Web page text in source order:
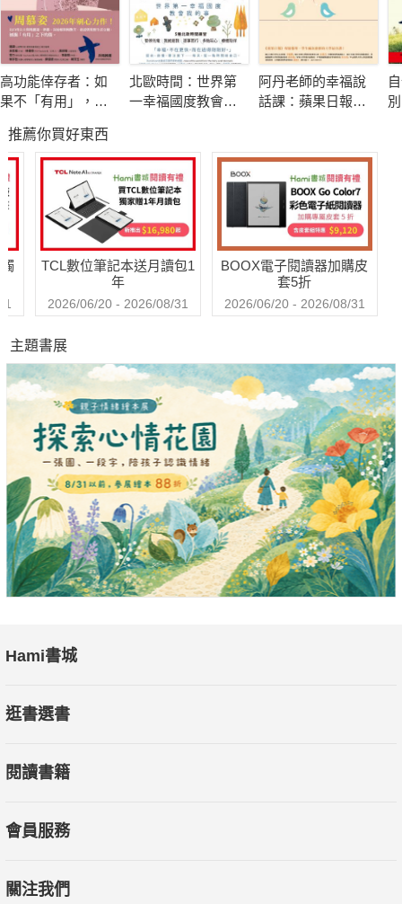
感受調整到正面、積極進取的狀態，將有機會發揮無限潛能。
►►了解情緒背後的動機，能懂得與這些倏忽即逝的情緒感
受共處，最終找到自己的方式轉化情緒，如此將幫助我們更了解
／情緒不只是喜怒哀樂！／
你現在感覺如何？是快樂、安心還是滿足？又或是憂鬱、委
屈和憤怒呢？我們每天都有各種情緒冒出來，卻鮮少注意到它。
肚裡吞，還能拿它怎麼辦才好？每當情緒失控傷害自己或他人
時，是否有方法可以改善？無論正面或負面，情緒都影響著我們
的行為模式與決策判斷。
►►不要害怕情緒，也不要放縱情緒
情緒是人類生理機制中細膩的存在，就像是由生理、心理與
社會（環境）部門團結合作，製造出琳瑯滿目、令人眼花撩亂、
剪不斷理還亂的「商品」。
有「情緒」是正常的現象，「情緒化」也是常見的事，但如
果我們能有意識地覺察它，就可能更好地處理衝突，也可以避免
‧「為什麼有這樣的感受？」
‧「以前曾經有過這樣的感受嗎？」
‧「結果怎麼處理這樣的情緒？」
／除了上述觀念，你還能在本書中學到／
高功能倖存者：如
果不「有用」，我
北歐時間：世界第
一幸福國度教會我
阿丹老師的幸福說
話課：蘋果日報專
課，教你不當句點
王，「說」出幸福
人生！
推薦你買好東西
TCL數位筆記本送月讀包1
年
2026/06/20 - 2026/08/31
BOOX電子閱讀器加購皮
套5折
2026/06/20 - 2026/08/31
主題書展
Hami書城
逛書選書
閱讀書籍
會員服務
關注我們